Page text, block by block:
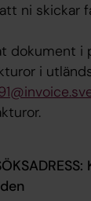
ni skickar
dokument
i